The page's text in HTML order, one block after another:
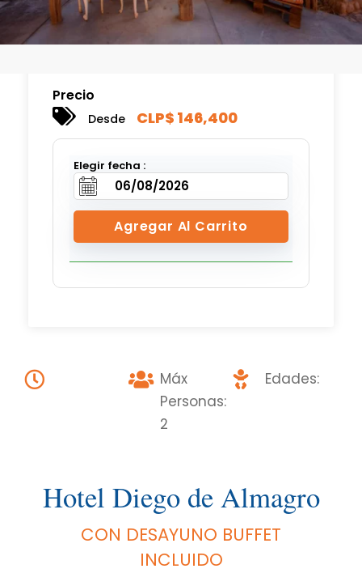
Precio
Desde CLP$ 146,400
Elegir fecha :
Agregar Al Carrito
Máx
Personas:
2
Edades:
Hotel Diego de Almagro
CON DESAYUNO BUFFET
INCLUIDO